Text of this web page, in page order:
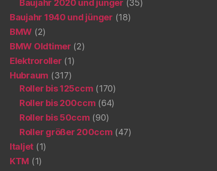
Baujahr 2020 und jünger (35)
Baujahr 1940 und jünger (18)
BMW (2)
BMW Oldtimer (2)
Elektroroller (1)
Hubraum (317)
Roller bis 125ccm (170)
Roller bis 200ccm (64)
Roller bis 50ccm (90)
Roller größer 200ccm (47)
Italjet (1)
KTM (1)